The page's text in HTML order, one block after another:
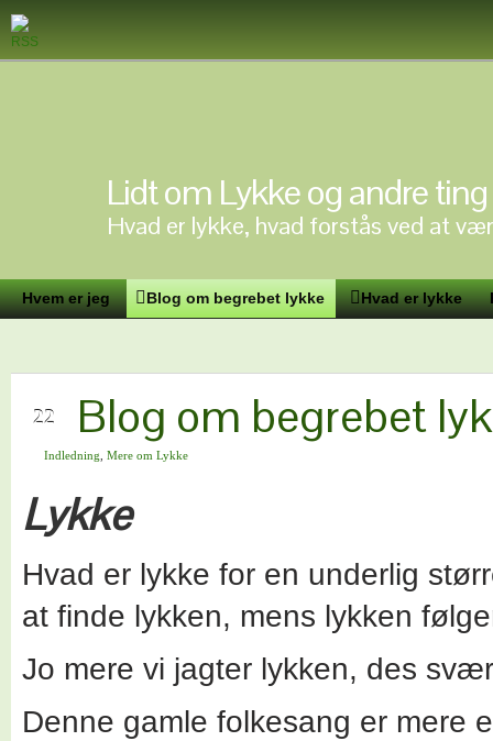
Lidt om Lykke og andre ting
Hvad er lykke, hvad forstås ved at
Hvem er jeg Blog om begrebet lykke Hvad er lykke
22 Blog om begrebet
Indledning Mere om Lykke
Lykke
Hvad er lykke for en underlig
at finde lykken, mens lykken
Jo mere vi jagter lykken, des
Denne gamle folkesang er mere